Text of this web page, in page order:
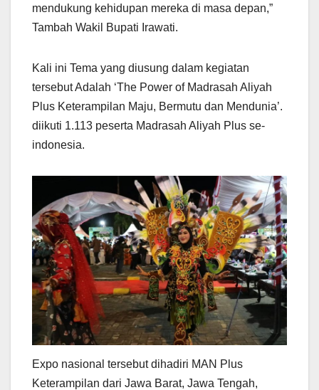
mendukung kehidupan mereka di masa depan,”
Tambah Wakil Bupati Irawati.
Kali ini Tema yang diusung dalam kegiatan
tersebut Adalah ‘The Power of Madrasah Aliyah
Plus Keterampilan Maju, Bermutu dan Mendunia’.
diikuti 1.113 peserta Madrasah Aliyah Plus se-
indonesia.
Expo nasional tersebut dihadiri MAN Plus
Keterampilan dari Jawa Barat, Jawa Tengah,